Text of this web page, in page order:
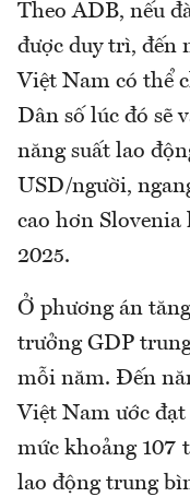
Theo ADB, nếu
được duy trì, đến
Việt Nam có thể
Dân số lúc đó sẽ
năng suất lao
USD/người,
cao hơn
2025.
Ở phương án
trưởng GDP
mỗi năm. Đến
Việt Nam ước đạt
mức khoảng 107
lao động trung